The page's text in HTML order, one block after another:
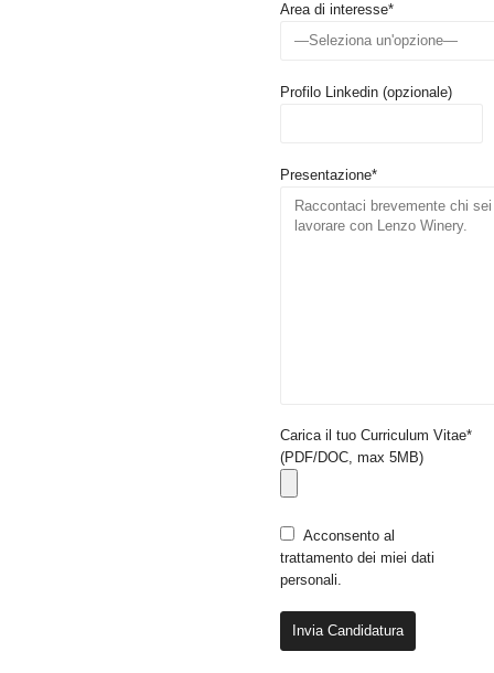
Area di interesse*
Profilo Linkedin (opzionale)
Presentazione*
Carica il tuo Curriculum Vitae*
(PDF/DOC, max 5MB)
Acconsento al
trattamento dei miei dati
personali.